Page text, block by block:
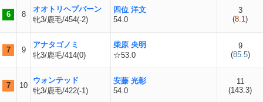
6 8
オオトリヘプバーン
牝3/鹿毛/454(-2)
四位 洋文
54.0
3
(8.1)
7 9
アナタゴノミ
牝3/鹿毛/414(0)
柴原 央明
☆53.0
9
(85.5)
7 10
ウォンテッド
牝3/鹿毛/422(-1)
安藤 光彰
54.0
11
(143.3)